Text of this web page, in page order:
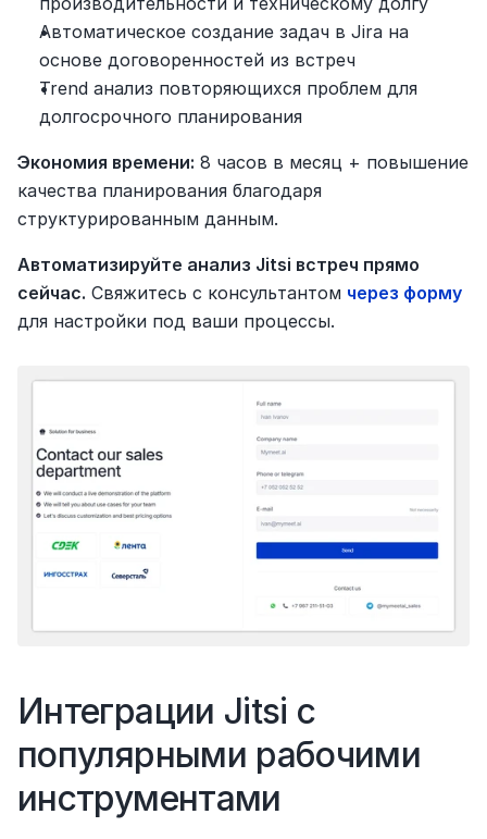
Автоматическое создание задач в Jira на
основе договоренностей из встреч
Trend анализ повторяющихся проблем для
долгосрочного планирования
Экономия времени: 8 часов в месяц + повышение
качества планирования благодаря
структурированным данным.
Автоматизируйте анализ Jitsi встреч прямо
сейчас. Свяжитесь с консультантом через форму
для настройки под ваши процессы.
Интеграции Jitsi с
популярными рабочими
инструментами